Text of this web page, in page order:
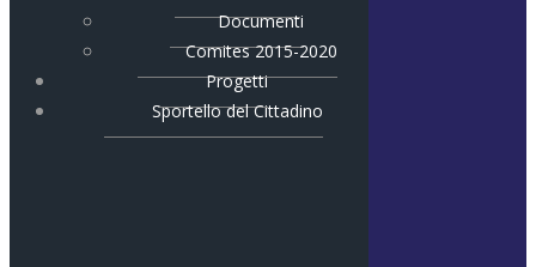
Documenti
Comites 2015-2020
Progetti
Sportello del Cittadino